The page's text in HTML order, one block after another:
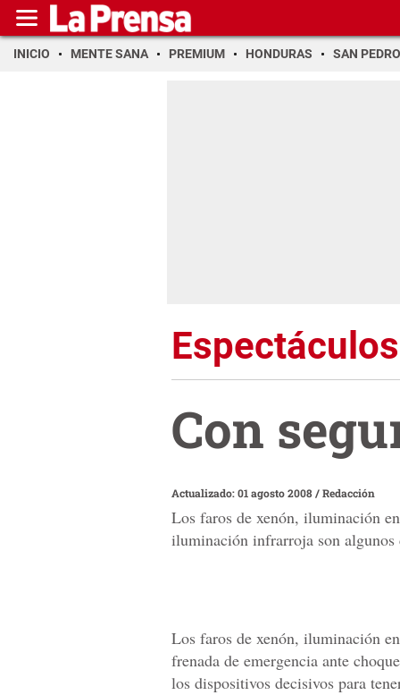
INICIO MENTE SANA PREMIUM HONDURAS SAN PEDRO
Espectáculos
Con
Actualizado: 01 agosto 2008/Redacción
Los faros de xenón, iluminación
iluminación infrarroja son algunos
Los faros de xenón, iluminación
frenada de emergencia ante
los dispositivos decisivos para